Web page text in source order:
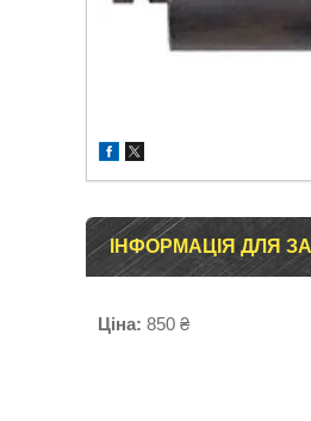
ІНФОРМАЦІЯ ДЛЯ
Ціна: 850 ₴